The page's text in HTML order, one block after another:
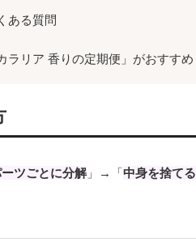
ある質問
ラリア 香りの定期便」がおすすめ
ツごとに分解」→「中身を捨てる